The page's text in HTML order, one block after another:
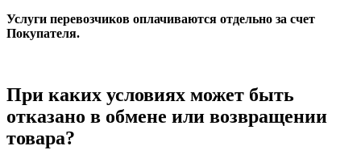
Услуги перевозчиков оплачиваются отдельно за счет
Покупателя.
При каких условиях может быть
отказано в обмене или возвращении
товара?